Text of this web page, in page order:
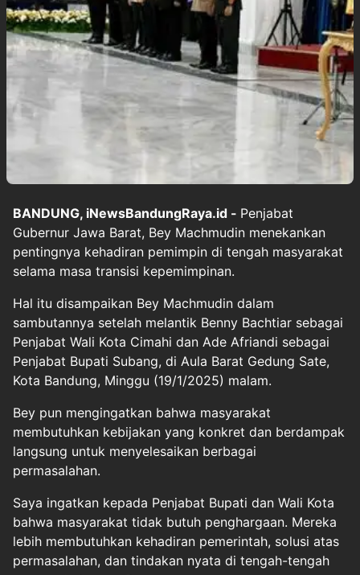
BANDUNG, iNewsBandungRaya.id - Penjabat
Gubernur Jawa Barat, Bey Machmudin menekankan
pentingnya kehadiran pemimpin di tengah masyarakat
selama masa transisi kepemimpinan.
Hal itu disampaikan Bey Machmudin dalam
sambutannya setelah melantik Benny Bachtiar sebagai
Penjabat Wali Kota Cimahi dan Ade Afriandi sebagai
Penjabat Bupati Subang, di Aula Barat Gedung Sate,
Kota Bandung, Minggu (19/1/2025) malam.
Bey pun mengingatkan bahwa masyarakat
membutuhkan kebijakan yang konkret dan berdampak
langsung untuk menyelesaikan berbagai
permasalahan.
Saya ingatkan kepada Penjabat Bupati dan Wali Kota
bahwa masyarakat tidak butuh penghargaan. Mereka
lebih membutuhkan kehadiran pemerintah, solusi atas
permasalahan, dan tindakan nyata di tengah-tengah